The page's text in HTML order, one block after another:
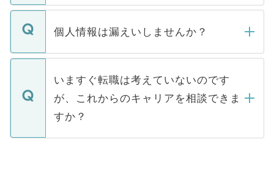
ません。
■応募殺到を避けるため 人気のある医療機
関を公にしてしまうと、応募が殺到する場
に、医療機関が求める条件に合った人材の
みを人材紹介会社に依頼するケースが増え
ています。
転職・入職を強要することは一切ありませ
ん。また、仮に応募先から内定をいただい
定を承諾する必要はありません。内定先へ
の辞退の連絡はキャリアパートナーが行い
個人情報は漏えいしませんか？
個人情報が漏えいすることはありませんの
で、ご安心ください。当サイトからの登録
などで収集したご登録者様の個人情報は、
ご本人のキャリアアップおよび転職活動の
支援を目的に使用いたします。お預かりし
ているすべての個人データはご本人の許可
いますぐ転職は考えていないのです
が、これからのキャリアを相談できま
すか？